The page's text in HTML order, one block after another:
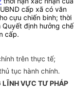
cấp xã có văn
cựu chiến binh; thời
Quyết định hưởng chế
cấp.
trên thực tế;
tục hành chính.
LĨNH VỰC TƯ PHÁP